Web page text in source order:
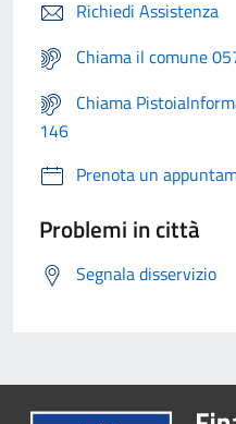
Richiedi Assistenza
Chiama il comune
Chiama
146
Prenota un
Problemi in città
Segnala disservizio